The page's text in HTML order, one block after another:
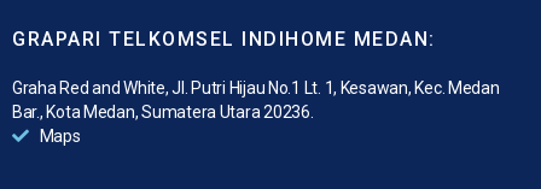
GRAPARI TELKOMSEL INDIHOME MEDAN:
Graha Red and White, Jl. Putri Hijau No.1 Lt. 1, Kesawan, Kec. Medan
Bar., Kota Medan, Sumatera Utara 20236.
Maps